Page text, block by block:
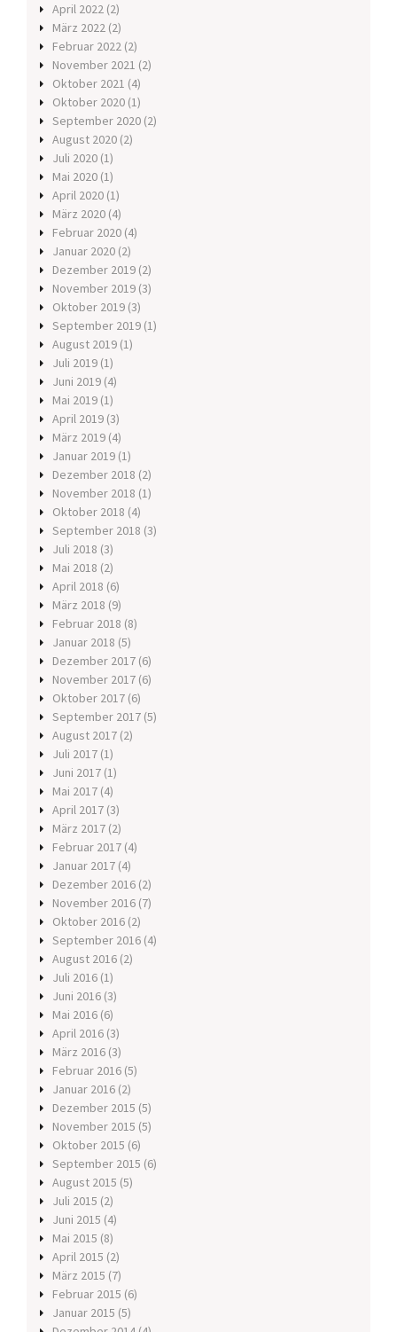
April 2022 (2)
März 2022 (2)
Februar 2022 (2)
November 2021 (2)
Oktober 2021 (4)
Oktober 2020 (1)
September 2020 (2)
August 2020 (2)
Juli 2020 (1)
Mai 2020 (1)
April 2020 (1)
März 2020 (4)
Februar 2020 (4)
Januar 2020 (2)
Dezember 2019 (2)
November 2019 (3)
Oktober 2019 (3)
September 2019 (1)
August 2019 (1)
Juli 2019 (1)
Juni 2019 (4)
Mai 2019 (1)
April 2019 (3)
März 2019 (4)
Januar 2019 (1)
Dezember 2018 (2)
November 2018 (1)
Oktober 2018 (4)
September 2018 (3)
Juli 2018 (3)
Mai 2018 (2)
April 2018 (6)
März 2018 (9)
Februar 2018 (8)
Januar 2018 (5)
Dezember 2017 (6)
November 2017 (6)
Oktober 2017 (6)
September 2017 (5)
August 2017 (2)
Juli 2017 (1)
Juni 2017 (1)
Mai 2017 (4)
April 2017 (3)
März 2017 (2)
Februar 2017 (4)
Januar 2017 (4)
Dezember 2016 (2)
November 2016 (7)
Oktober 2016 (2)
September 2016 (4)
August 2016 (2)
Juli 2016 (1)
Juni 2016 (3)
Mai 2016 (6)
April 2016 (3)
März 2016 (3)
Februar 2016 (5)
Januar 2016 (2)
Dezember 2015 (5)
November 2015 (5)
Oktober 2015 (6)
September 2015 (6)
August 2015 (5)
Juli 2015 (2)
Juni 2015 (4)
Mai 2015 (8)
April 2015 (2)
März 2015 (7)
Februar 2015 (6)
Januar 2015 (5)